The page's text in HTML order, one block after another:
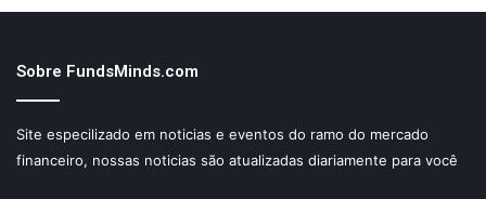
Sobre FundsMinds.com
Site especilizado em noticias e eventos do ramo do mercado
financeiro, nossas noticias são atualizadas diariamente para você